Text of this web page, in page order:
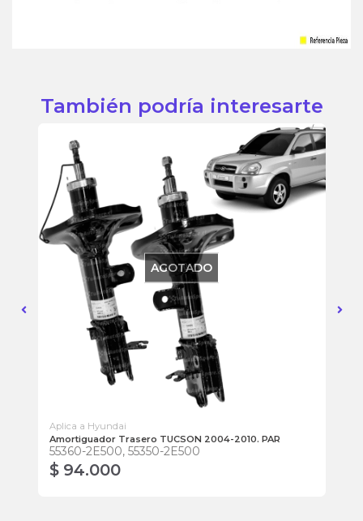
También podría interesarte
AGOTADO
Aplica a Hyundai
Amortiguador Trasero TUCSON 2004-2010. PAR
55360-2E500, 55350-2E500
$ 94.000